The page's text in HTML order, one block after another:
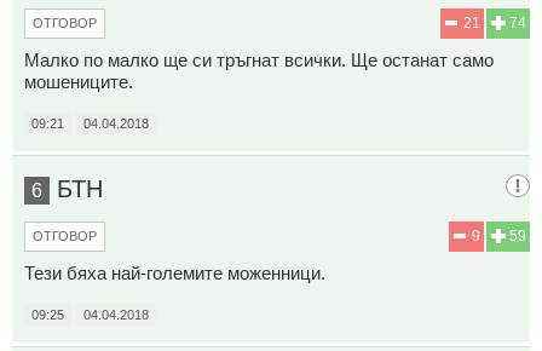
74
21
ОТГОВОР
Малко по малко ще си тръгнат всички. Ще останат само
мошениците.
09:21 04.04.2018
6 БТН
59
9
ОТГОВОР
Тези бяха най-големите моженници.
09:25 04.04.2018